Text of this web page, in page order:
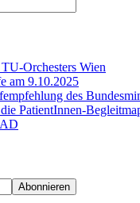
Orchesters Wien
am 9.10.2025
des
PatientInnen-